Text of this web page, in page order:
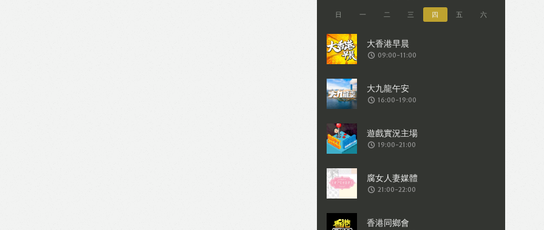
日 一 二 三 四 五 六
09:00-11:00
16:00-19:00
19:00-21:00
21:00-22:00